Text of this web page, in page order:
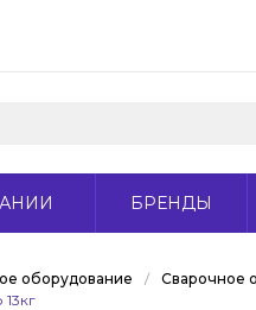
БРЕНДЫ
оборудование / Сварочное